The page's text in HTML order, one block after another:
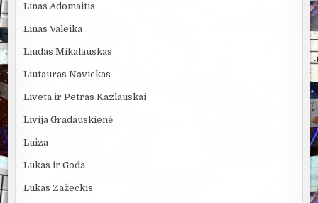
Linas Adomaitis
Linas Valeika
Liudas Mikalauskas
Liutauras Navickas
Liveta ir Petras Kazlauskai
Livija Gradauskienė
Luiza
Lukas ir Goda
Lukas Zažeckis